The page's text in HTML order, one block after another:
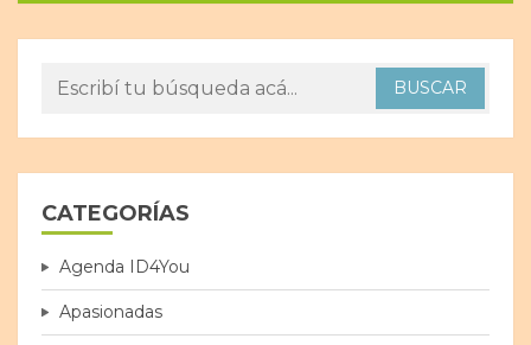
CATEGORÍAS
Agenda ID4You
Apasionadas